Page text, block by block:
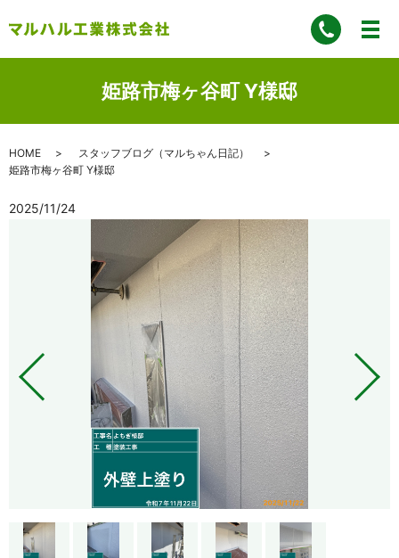
姫路市梅ヶ谷町 Y様邸
HOME
スタッフブログ（マルちゃん日記）
姫路市梅ヶ谷町 Y様邸
2025/11/24